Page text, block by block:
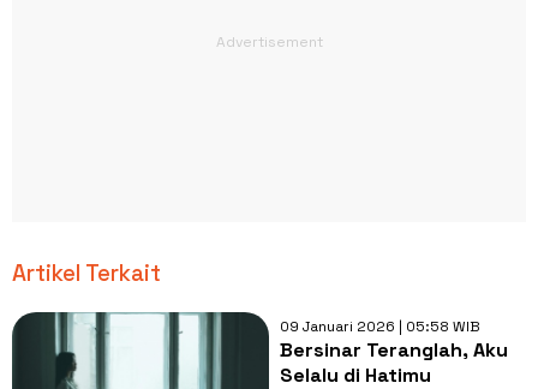
Artikel Terkait
09 Januari 2026 | 05:58 WIB
Bersinar Teranglah, Aku
Selalu di Hatimu